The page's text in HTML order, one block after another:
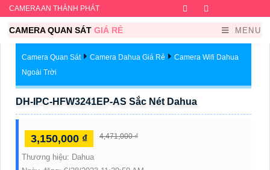
CAMERA AN THÀNH PHÁT Facebook
CAMERA QUAN SÁT GIÁ RẺ MENU
Camera Quan Sát Camera Dahua Giá Rẻ
Camera Wifi Dahua
Ngoài Trời
DH-IPC-HFW3241EP-AS Sắc Nét Dahua
3,150,000 ₫ 4,471,000 ₫
Thương hiệu: Dahua